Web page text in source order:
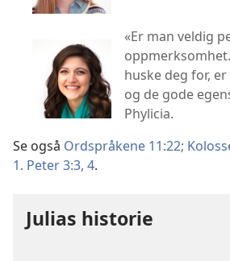
«Er man veldig
huske deg for,
og de gode
Phylicia.
Se også Ordspråkene 11:22;
1. Peter 3:3, 4.
Julias historie